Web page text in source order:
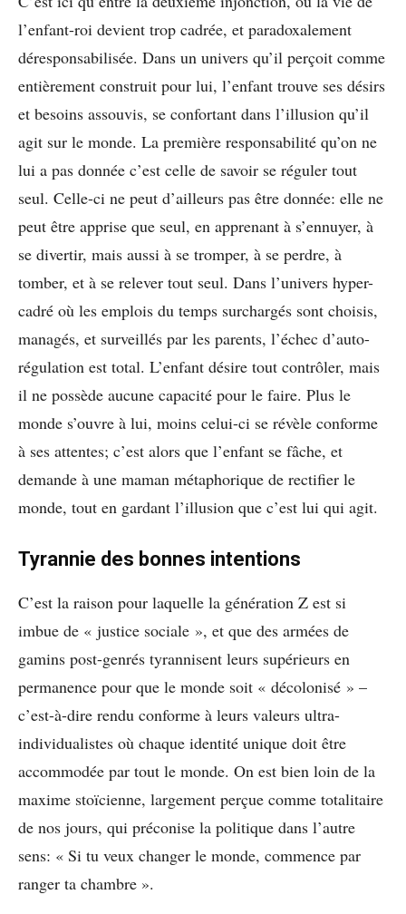
l’enfant-roi devient trop cadrée, et paradoxalement
déresponsabilisée. Dans un univers qu’il perçoit comme
entièrement construit pour lui, l’enfant trouve ses désirs
et besoins assouvis, se confortant dans l’illusion qu’il
agit sur le monde. La première responsabilité qu’on ne
lui a pas donnée c’est celle de savoir se réguler tout
seul. Celle-ci ne peut d’ailleurs pas être donnée: elle ne
peut être apprise que seul, en apprenant à s’ennuyer, à
se divertir, mais aussi à se tromper, à se perdre, à
tomber, et à se relever tout seul. Dans l’univers hyper-
cadré où les emplois du temps surchargés sont choisis,
managés, et surveillés par les parents, l’échec d’auto-
régulation est total. L’enfant désire tout contrôler, mais
il ne possède aucune capacité pour le faire. Plus le
monde s’ouvre à lui, moins celui-ci se révèle conforme
à ses attentes; c’est alors que l’enfant se fâche, et
demande à une maman métaphorique de rectifier le
monde, tout en gardant l’illusion que c’est lui qui agit.
Tyrannie des bonnes intentions
C’est la raison pour laquelle la génération Z est si
imbue de « justice sociale », et que des armées de
gamins post-genrés tyrannisent leurs supérieurs en
permanence pour que le monde soit « décolonisé » –
c’est-à-dire rendu conforme à leurs valeurs ultra-
individualistes où chaque identité unique doit être
accommodée par tout le monde. On est bien loin de la
maxime stoïcienne, largement perçue comme totalitaire
de nos jours, qui préconise la politique dans l’autre
sens: « Si tu veux changer le monde, commence par
ranger ta chambre ».